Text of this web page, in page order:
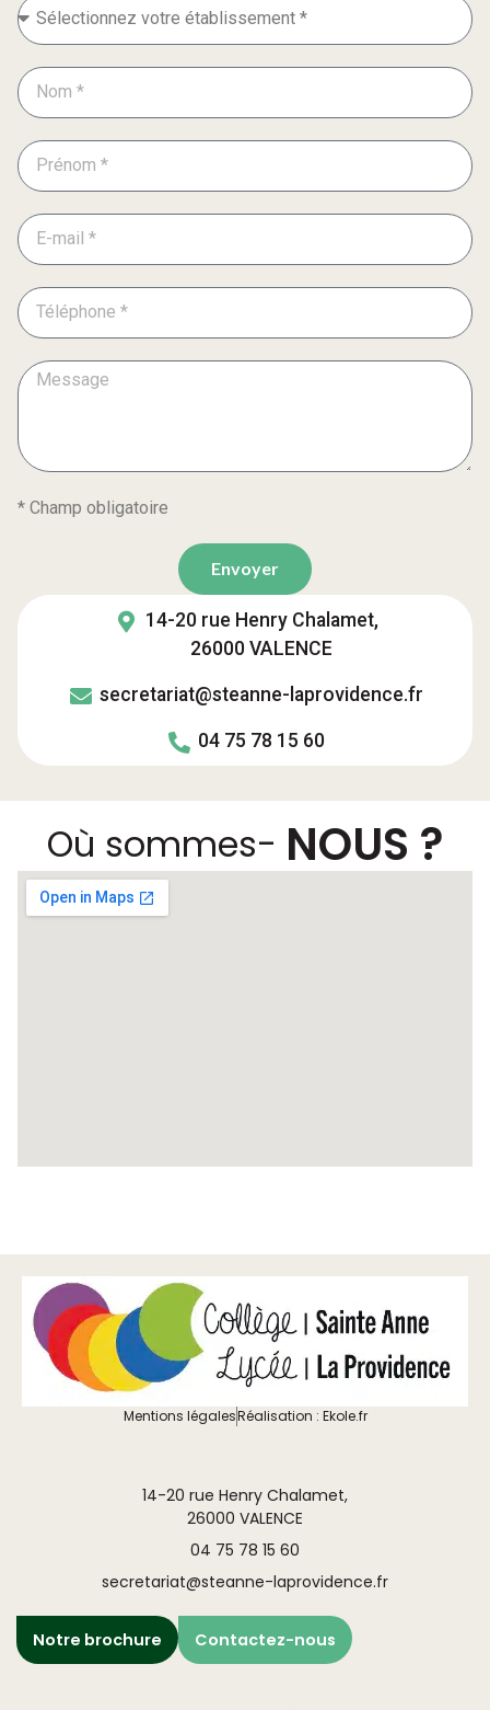
* Champ obligatoire
Envoyer
14-20 rue Henry Chalamet,
26000 VALENCE
secretariat@steanne-laprovidence.fr
04 75 78 15 60
Où sommes- NOUS ?
Mentions légalesRéalisation : Ekole.fr
14-20 rue Henry Chalamet,
26000 VALENCE
04 75 78 15 60
secretariat@steanne-laprovidence.fr
Notre brochure Contactez-nous